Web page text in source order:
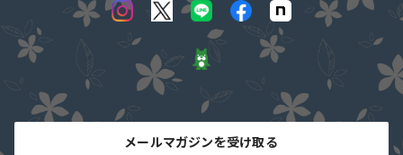
メールマガジンを受け取る